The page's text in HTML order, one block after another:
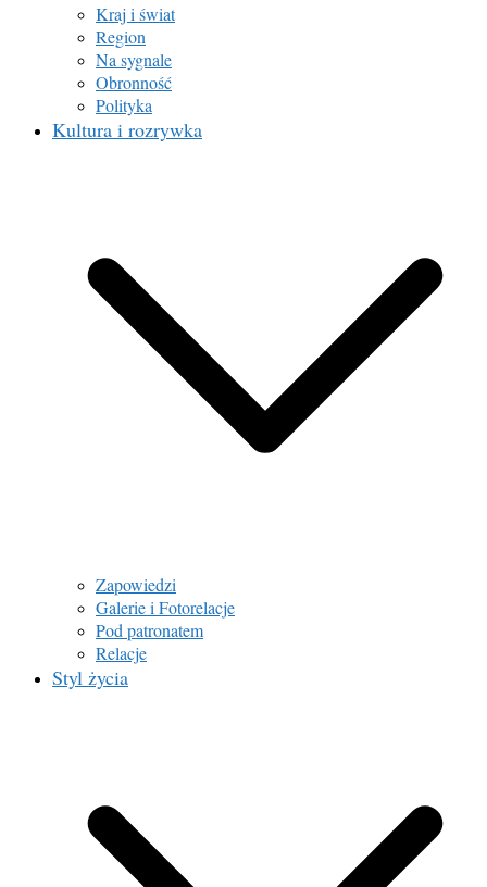
Kraj i świat
Region
Na sygnale
Obronność
Polityka
Kultura i rozrywka
Zapowiedzi
Galerie i Fotorelacje
Pod patronatem
Relacje
Styl życia